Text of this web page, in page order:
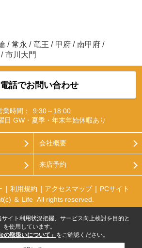
/ 常永 / 竜王 / 甲府 / 南甲府 /
/ 市川大門
電話でお問い合わせ
業時間：
9:30～18:00
日 GW・夏季・年末年始休暇あり
会社概要
来店予約
利用規約 アクセスマップ
PCサイト
＆ Life All rights reserved.
イト利用状況把握、サービス向上検討を目的と
使用しています。
の取扱いについて」 をご確認ください。